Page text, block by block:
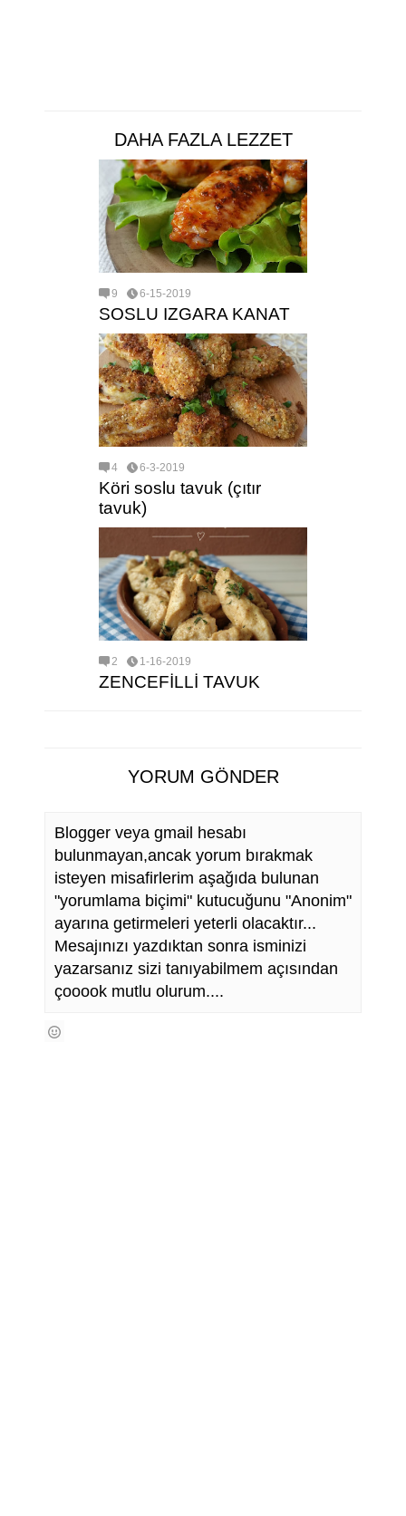
DAHA FAZLA LEZZET
9 6-15-2019
SOSLU IZGARA KANAT
4 6-3-2019
Köri soslu tavuk (çıtır
tavuk)
2 1-16-2019
ZENCEFİLLİ TAVUK
YORUM GÖNDER
Blogger veya gmail hesabı
bulunmayan,ancak yorum bırakmak
isteyen misafirlerim aşağıda bulunan
"yorumlama biçimi" kutucuğunu "Anonim"
ayarına getirmeleri yeterli olacaktır...
Mesajınızı yazdıktan sonra isminizi
yazarsanız sizi tanıyabilmem açısından
çooook mutlu olurum....